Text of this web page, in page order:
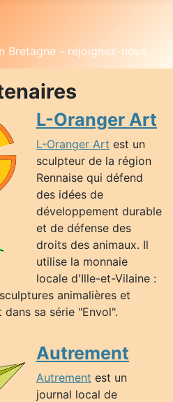
Bretagne - rejoignez-nous
L-Oranger Art
L-Oranger Art est un
sculpteur de la région
Rennaise qui défend
des idées de
développement durable
et de défense des
droits des animaux. Il
utilise la monnaie
locale d'Ille-et-Vilaine :
animalières et
sa série "Envol".
Autrement
Autrement est un
journal local de